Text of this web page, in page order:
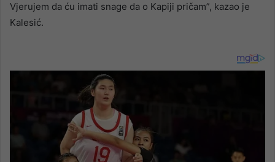
Vjerujem da ću imati snage da o Kapiji pričam”, kazao je
Kalesić.